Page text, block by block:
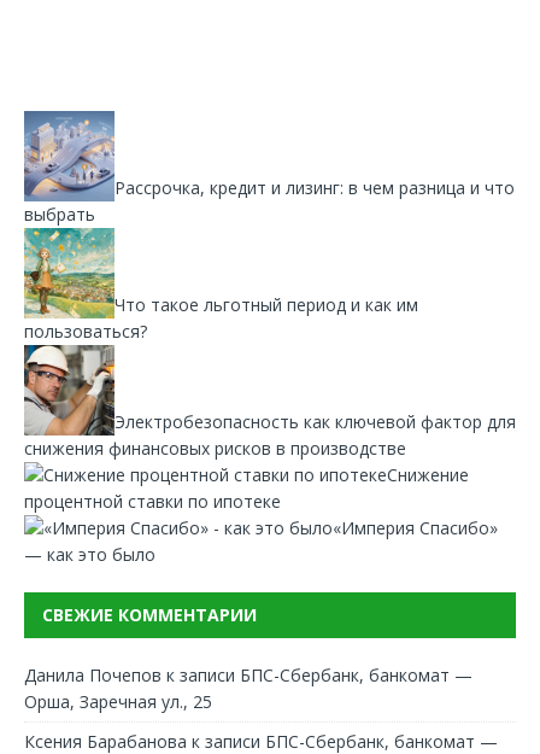
Рассрочка, кредит и лизинг: в чем разница и что
выбрать
Что такое льготный период и как им
пользоваться?
Электробезопасность как ключевой фактор для
снижения финансовых рисков в производстве
Снижение
процентной ставки по ипотеке
«Империя Спасибо»
— как это было
СВЕЖИЕ КОММЕНТАРИИ
Данила Почепов к записи БПС-Сбербанк, банкомат —
Орша, Заречная ул., 25
Ксения Барабанова к записи БПС-Сбербанк, банкомат —